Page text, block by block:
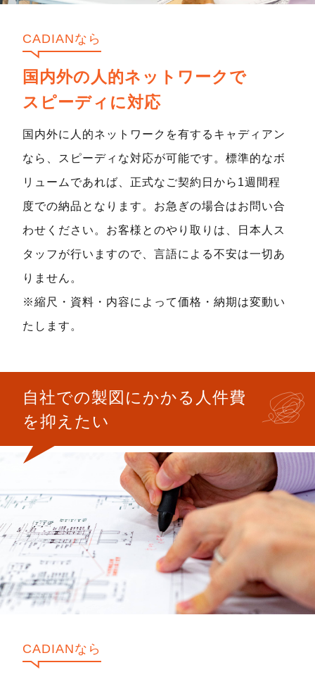
CADIANなら
国内外の人的ネットワークで
スピーディに対応
国内外に人的ネットワークを有するキャディアン
なら、スピーディな対応が可能です。標準的なボ
リュームであれば、正式なご契約日から1週間程
度での納品となります。お急ぎの場合はお問い合
わせください。お客様とのやり取りは、日本人ス
タッフが行いますので、言語による不安は一切あ
りません。
※縮尺・資料・内容によって価格・納期は変動い
たします。
CADIANなら
自社での製図にかかる人件費
を抑えたい